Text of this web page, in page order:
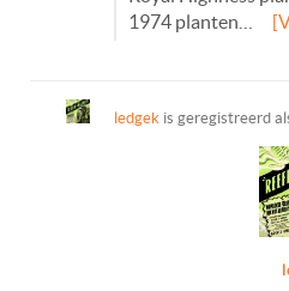
1974 planten…
ledgek is geregistreerd